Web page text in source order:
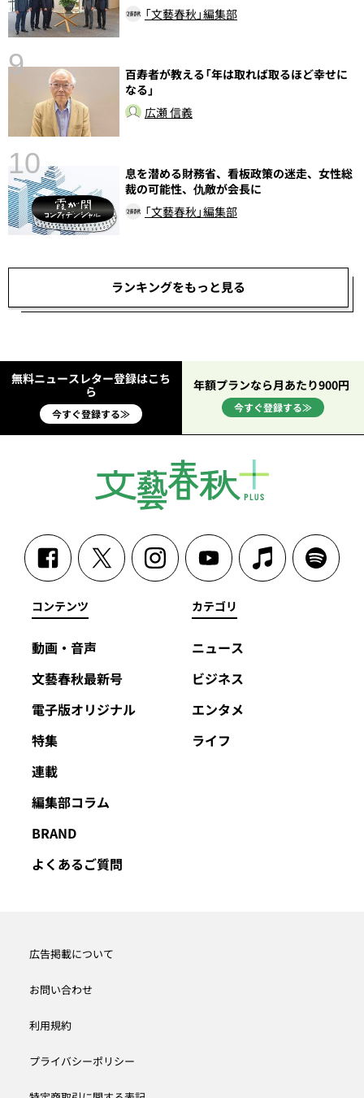
「文藝春秋」編集部
9
百寿者が教える「年は取れば取るほど幸せに
なる」
広瀬 信義
10
息を潜める財務省、看板政策の迷走、女性総
裁の可能性、仇敵が会長に
「文藝春秋」編集部
ランキングをもっと見る
無料ニュースレター登録はこち
ら
今すぐ登録する≫
年額プランなら月あたり900円
今すぐ登録する≫
コンテンツ
動画・音声
文藝春秋最新号
電子版オリジナル
特集
連載
編集部コラム
BRAND
よくあるご質問
カテゴリ
ニュース
ビジネス
エンタメ
ライフ
広告掲載について
お問い合わせ
利用規約
プライバシーポリシー